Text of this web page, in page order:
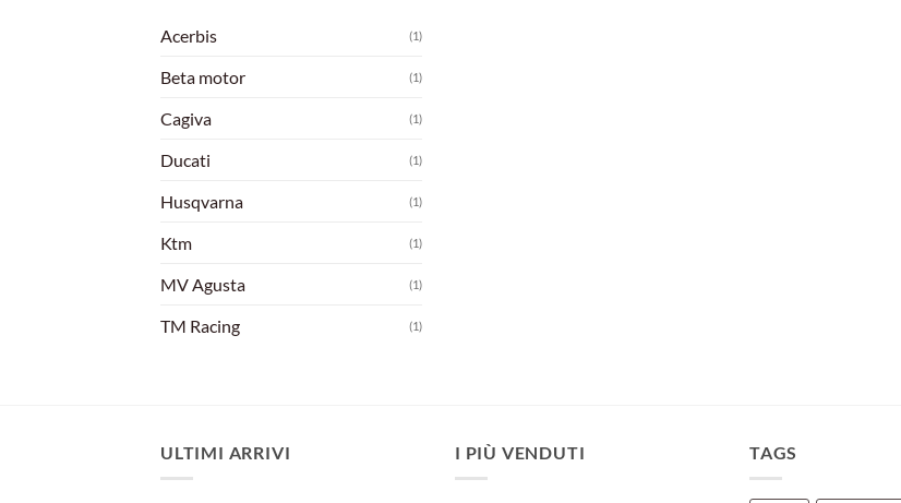
Acerbis (1)
Beta motor (1)
Cagiva (1)
Ducati (1)
Husqvarna (1)
Ktm (1)
MV Agusta (1)
TM Racing (1)
ULTIMI ARRIVI I PIÙ VENDUTI TAGS